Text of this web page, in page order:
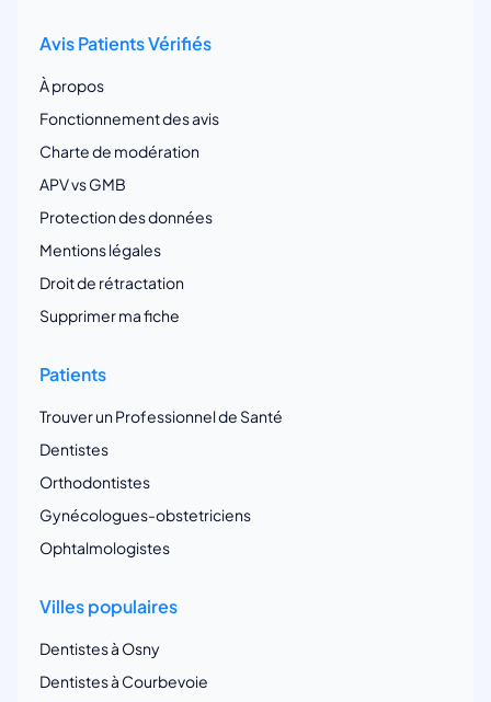
Avis Patients Vérifiés
À propos
Fonctionnement des avis
Charte de modération
APV vs GMB
Protection des données
Mentions légales
Droit de rétractation
Supprimer ma fiche
Patients
Trouver un Professionnel de Santé
Dentistes
Orthodontistes
Gynécologues-obstetriciens
Ophtalmologistes
Villes populaires
Dentistes à Osny
Dentistes à Courbevoie